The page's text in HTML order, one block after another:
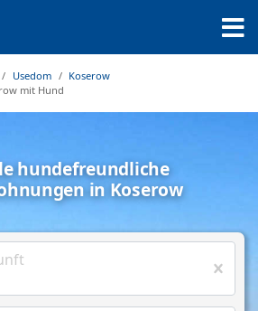
Usedom
Koserow
mit Hund
hundefreundliche
in Koserow